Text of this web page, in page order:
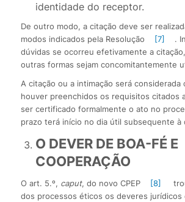
identidade do receptor.
De outro modo, a citação deve ser
modos indicados pela Resolução
[7]
.
dúvidas se ocorreu efetivamente a
outras formas sejam concomitantemente
A citação ou a intimação será considerada
houver preenchidos os requisitos citados
ser certificado formalmente o ato no
prazo terá início no dia útil subsequente à
O DEVER DE BOA-FÉ E
COOPERAÇÃO
O art. 5.º, caput, do novo CPEP [8]
dos processos éticos os deveres jurídicos